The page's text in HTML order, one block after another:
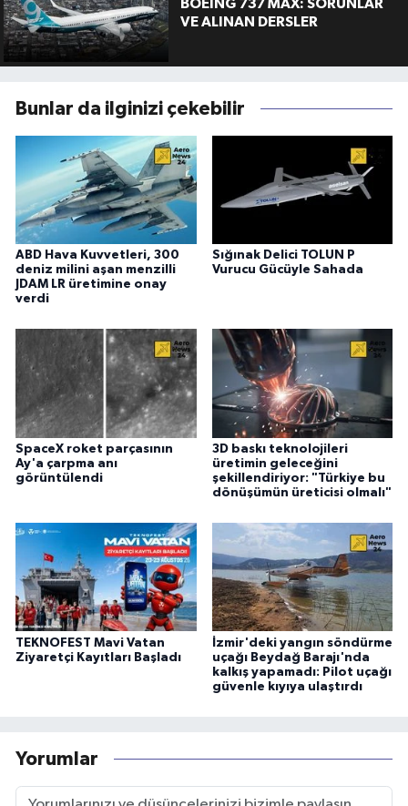
BOEING 737 MAX: SORUNLAR
VE ALINAN DERSLER
Bunlar da ilginizi çekebilir
ABD Hava Kuvvetleri, 300
deniz milini aşan menzilli
JDAM LR üretimine onay
verdi
Sığınak Delici TOLUN P
Vurucu Gücüyle Sahada
SpaceX roket parçasının
Ay'a çarpma anı
görüntülendi
3D baskı teknolojileri
üretimin geleceğini
şekillendiriyor: "Türkiye bu
dönüşümün üreticisi olmalı"
TEKNOFEST Mavi Vatan
Ziyaretçi Kayıtları Başladı
İzmir'deki yangın söndürme
uçağı Beydağ Barajı'nda
kalkış yapamadı: Pilot uçağı
güvenle kıyıya ulaştırdı
Yorumlar